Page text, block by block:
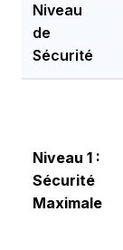
Niveau
de
Sécurité
Niveau 1 :
Sécurité
Maximale